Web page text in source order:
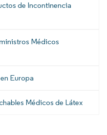
de Incontinencia
Médicos
Europa
Médicos de Látex